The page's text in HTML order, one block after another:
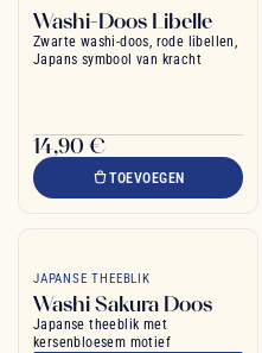
Washi-Doos Libelle
Zwarte washi-doos, rode libellen,
Japans symbool van kracht
14,90 €
TOEVOEGEN
JAPANSE THEEBLIK
Washi Sakura Doos
Japanse theeblik met
kersenbloesem motief